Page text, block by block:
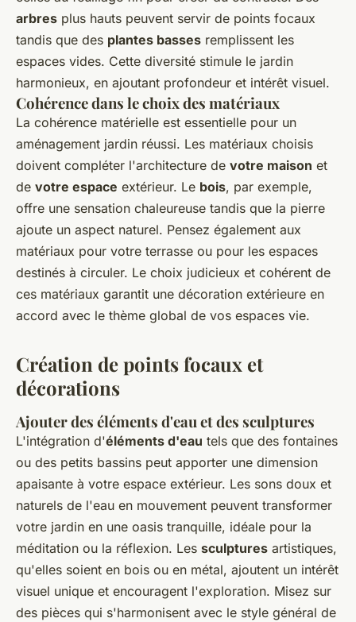
arbres plus hauts peuvent servir de points focaux
tandis que des plantes basses remplissent les
espaces vides. Cette diversité stimule le jardin
harmonieux, en ajoutant profondeur et intérêt visuel.
Cohérence dans le choix des matériaux
La cohérence matérielle est essentielle pour un
aménagement jardin réussi. Les matériaux choisis
doivent compléter l'architecture de votre maison et
de votre espace extérieur. Le bois, par exemple,
offre une sensation chaleureuse tandis que la pierre
ajoute un aspect naturel. Pensez également aux
matériaux pour votre terrasse ou pour les espaces
destinés à circuler. Le choix judicieux et cohérent de
ces matériaux garantit une décoration extérieure en
accord avec le thème global de vos espaces vie.
Création de points focaux et
décorations
Ajouter des éléments d'eau et des sculptures
L'intégration d'éléments d'eau tels que des fontaines
ou des petits bassins peut apporter une dimension
apaisante à votre espace extérieur. Les sons doux et
naturels de l'eau en mouvement peuvent transformer
votre jardin en une oasis tranquille, idéale pour la
méditation ou la réflexion. Les sculptures artistiques,
qu'elles soient en bois ou en métal, ajoutent un intérêt
visuel unique et encouragent l'exploration. Misez sur
des pièces qui s'harmonisent avec le style général de